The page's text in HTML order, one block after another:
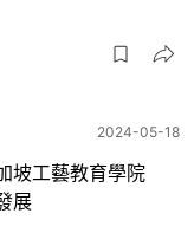
2024-05-18
坡工藝教育學院
展